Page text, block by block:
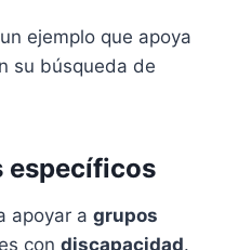
ejemplo que apoya
su búsqueda de
específicos
apoyar a grupos
con discapacidad.